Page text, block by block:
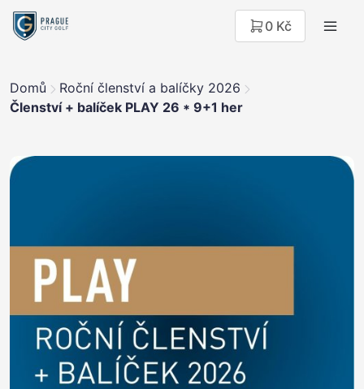
0 Kč
Domů
Roční členství a balíčky 2026
Členství + balíček PLAY 26 * 9+1 her